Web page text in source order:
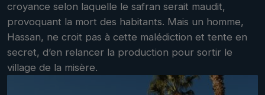
croyance selon laquelle le safran serait maudit,
provoquant la mort des habitants. Mais un homme,
Hassan, ne croit pas à cette malédiction et tente en
secret, d’en relancer la production pour sortir le
village de la misère.